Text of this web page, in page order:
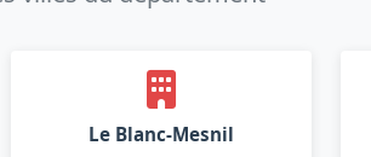
Le Blanc-Mesnil